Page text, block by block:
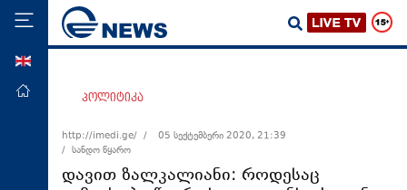
მთავარი
ეკონომიკა
მსოფლიო
პოლიტიკა
http://imedi.ge/ /
05 სექტემბერი 2020, 21:39
/ სანდო წყარო
დავით ზალკალიანი: როდესაც